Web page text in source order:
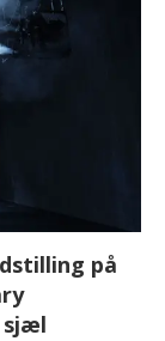
på
sjæl